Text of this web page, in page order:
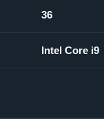
36
Intel Core i9